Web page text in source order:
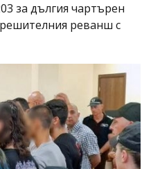
за дългия чартърен
реванш с